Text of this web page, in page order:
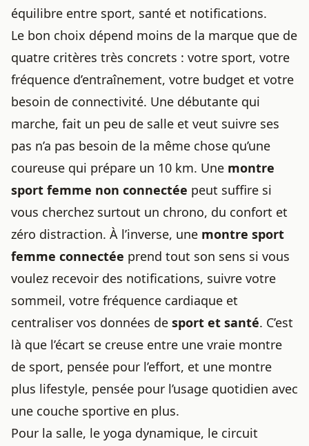
équilibre entre sport, santé et notifications.
Le bon choix dépend moins de la marque que de
quatre critères très concrets : votre sport, votre
fréquence d’entraînement, votre budget et votre
besoin de connectivité. Une débutante qui
marche, fait un peu de salle et veut suivre ses
pas n’a pas besoin de la même chose qu’une
coureuse qui prépare un 10 km. Une montre
sport femme non connectée peut suffire si
vous cherchez surtout un chrono, du confort et
zéro distraction. À l’inverse, une montre sport
femme connectée prend tout son sens si vous
voulez recevoir des notifications, suivre votre
sommeil, votre fréquence cardiaque et
centraliser vos données de sport et santé. C’est
là que l’écart se creuse entre une vraie montre
de sport, pensée pour l’effort, et une montre
plus lifestyle, pensée pour l’usage quotidien avec
une couche sportive en plus.
Pour la salle, le yoga dynamique, le circuit